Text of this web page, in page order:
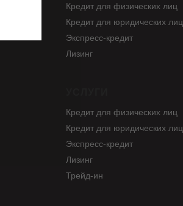
Кредит для физических лиц
Кредит для юридических лиц
Экспресс-кредит
Лизинг
Кредит для физических лиц
Кредит для юридических лиц
Экспресс-кредит
Лизинг
Трейд-ин